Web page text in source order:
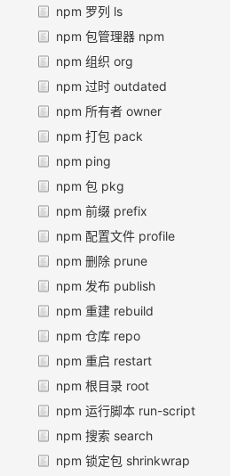
npm 罗列 ls
npm 包管理器 npm
npm 组织 org
npm 过时 outdated
npm 所有者 owner
npm 打包 pack
npm ping
npm 包 pkg
npm 前缀 prefix
npm 配置文件 profile
npm 删除 prune
npm 发布 publish
npm 重建 rebuild
npm 仓库 repo
npm 重启 restart
npm 根目录 root
npm 运行脚本 run-script
npm 搜索 search
npm 锁定包 shrinkwrap